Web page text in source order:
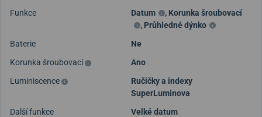
Funkce
Datum , Korunka šroubovací
, Průhledné dýnko
Baterie
Ne
Korunka šroubovací
Ano
Luminiscence
Ručičky a indexy
SuperLuminova
Další funkce
Velké datum